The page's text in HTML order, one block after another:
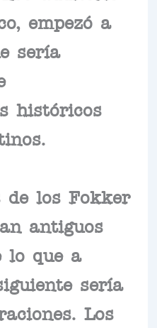
empezó a
sería
históricos
de los Fokker
antiguos
lo que a
sería
Los